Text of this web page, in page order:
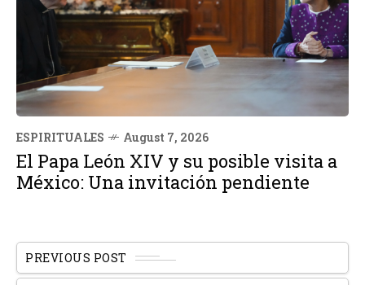
ESPIRITUALES August 7, 2026
El Papa León XIV y su posible visita a
México: Una invitación pendiente
PREVIOUS POST